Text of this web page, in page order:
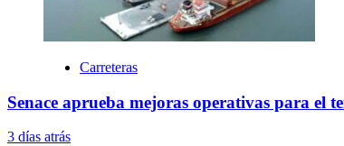
Carreteras
Senace aprueba mejoras operativas para el
3 días atrás